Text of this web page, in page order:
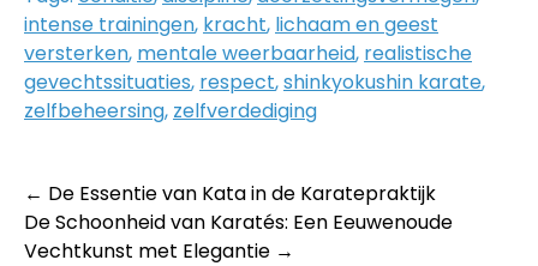
intense trainingen, kracht, lichaam en geest
versterken, mentale weerbaarheid, realistische
gevechtssituaties, respect,shinkyokushin karate,
zelfbeheersing, zelfverdediging
Post
navigation
← De Essentie van Kata in de Karatepraktijk
De Schoonheid van Karatés: Een Eeuwenoude
Vechtkunst met Elegantie →